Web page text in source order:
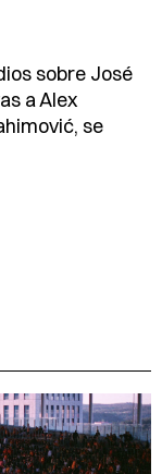
sobre José
a Alex
se